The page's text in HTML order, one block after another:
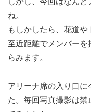
しかし、今回はなん
ね。
もしかしたら、花道や
至近距離でメンバー
らみます。
アリーナ席の入り口
た。毎回写真撮影は